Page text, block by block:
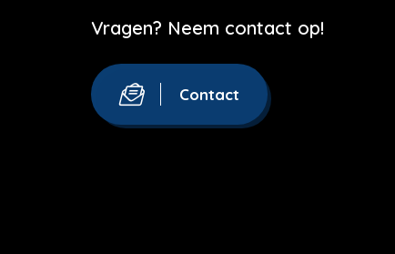
Vragen? Neem contact op!
Contact